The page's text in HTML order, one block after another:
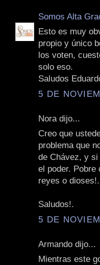
Somos Alta
Esto es muy
propio y único
los voten,
solo eso.
Saludos
5 DE
Nora dijo...
Creo que
problema que
de Chávez, y
el poder. Pobre
reyes o dioses!.
Saludos!.
5 DE
Armando dijo...
Mientras este